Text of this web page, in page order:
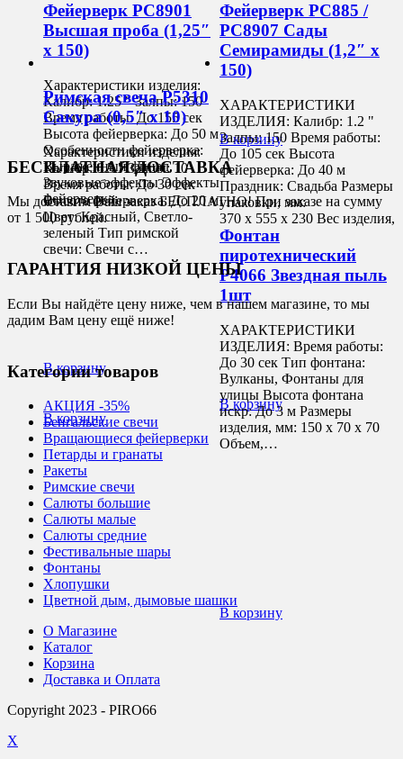
В корзину
Фейерверк РС8901
Высшая проба (1,25″
х 150)
Характеристики изделия:
Калибр: 1.25 " Залпы: 150
Время работы: До 155 сек
Высота фейерверка: До 50 м
Особенности фейерверка:
Выраженный финал,
Звуковые эффекты Эффекты
фейерверка:…
В корзину
Фейерверк РС885 /
РС8907 Сады
Семирамиды (1,2″ х
150)
ХАРАКТЕРИСТИКИ
ИЗДЕЛИЯ: Калибр: 1.2 "
Залпы: 150 Время работы:
До 105 сек Высота
фейерверка: До 40 м
Праздник: Свадьба Размеры
упаковки, мм:
370 х 555 х 230 Вес изделия,
…
В корзину
Римская свеча Р5310
Сакура (0,5″ х 10)
Характеристики изделия:
Калибр: 0.5 " Залпы: 10
Время работы: До 30 сек
Высота фейерверка: До 20 м
Цвет: Красный, Светло-
зеленый Тип римской
свечи: Свечи с…
В корзину
Фонтан
пиротехнический
Р4066 Звездная пыль
1шт
ХАРАКТЕРИСТИКИ
ИЗДЕЛИЯ: Время работы:
До 30 сек Тип фонтана:
Вулканы, Фонтаны для
улицы Высота фонтана
искр: До 3 м Размеры
изделия, мм: 150 х 70 х 70
Объем,…
В корзину
БЕСПЛАТНАЯ ДОСТАВКА
Мы доставим Ваш заказ БЕСПЛАТНО! При заказе на сумму
от 1 500 рублей.
ГАРАНТИЯ НИЗКОЙ ЦЕНЫ
Если Вы найдёте цену ниже, чем в нашем магазине, то мы
дадим Вам цену ещё ниже!
Категории товаров
АКЦИЯ -35%
Бенгальские свечи
Вращающиеся фейерверки
Петарды и гранаты
Ракеты
Римские свечи
Салюты большие
Салюты малые
Салюты средние
Фестивальные шары
Фонтаны
Хлопушки
Цветной дым, дымовые шашки
О Магазине
Каталог
Корзина
Доставка и Оплата
Copyright 2023 - PIRO66
X